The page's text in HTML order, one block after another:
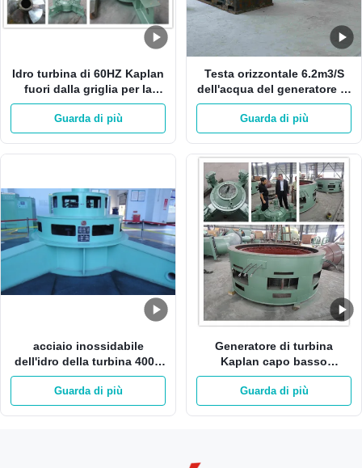
Idro turbina di 60HZ Kaplan
fuori dalla griglia per la
turbina di Mini Hydro
Station Vertical Kaplan
Guarda di più
Testa orizzontale 6.2m3/S
dell'acqua del generatore di
turbina Kaplan 1MW 19m
Guarda di più
acciaio inossidabile
dell'idro della turbina 400V
Kaplan di Kaplan dell'acqua
4000kw turbina della ruota
Guarda di più
Generatore di turbina
Kaplan capo basso
verticale 42m 980kw 3m3/S
Guarda di più